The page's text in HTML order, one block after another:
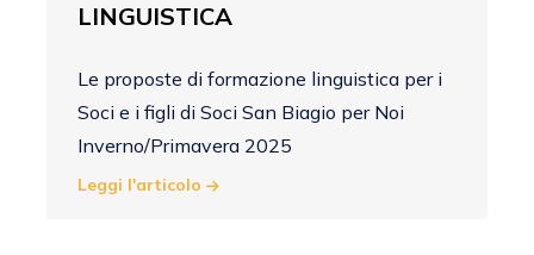
LINGUISTICA
Le proposte di formazione linguistica per i
Soci e i figli di Soci San Biagio per Noi
Inverno/Primavera 2025
Leggi l'articolo